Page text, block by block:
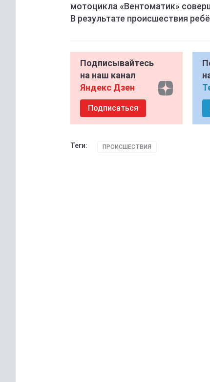
мотоцикла «Вентоматик»
В результате происшествия
Подписывайтесь
на наш канал
Яндекс Дзен
Подписаться
Теги: ПРОИСШЕСТВИЯ